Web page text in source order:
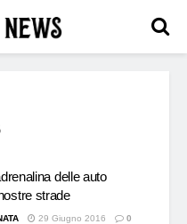
delle auto
strade
29 Giugno 2016 0